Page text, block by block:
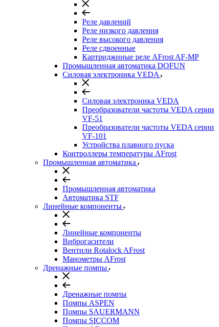
Реле давлений
Реле низкого давления
Реле высокого давления
Реле сдвоенные
Картриджнные реле AFrost AF-MP
Промышленная автоматика DOFUN
Силовая электроника VEDA
Силовая электроника VEDA
Преобразователи частоты VEDA серии
VF-51
Преобразователи частоты VEDA серии
VF-101
Устройства плавного пуска
Контроллеры температуры AFrost
Промышленная автоматика
Промышленная автоматика
Автоматика STF
Линейные компоненты
Линейные компоненты
Виброгасители
Вентили Rotalock AFrost
Манометры AFrost
Дренажные помпы
Дренажные помпы
Помпы ASPEN
Помпы SAUERMANN
Помпы SICCOM